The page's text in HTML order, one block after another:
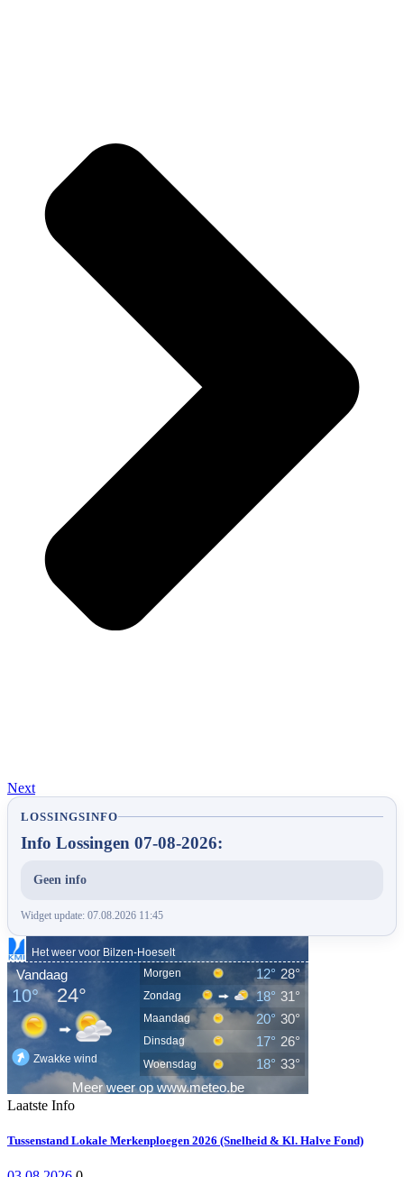
Next
LOSSINGSINFO
Info Lossingen 07-08-2026:
Geen info
Widget update: 07.08.2026 11:45
Laatste Info
Tussenstand Lokale Merkenploegen 2026 (Snelheid & Kl. Halve Fond)